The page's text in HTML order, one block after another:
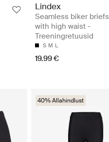
Lindex
Seamless biker briefs
with high waist -
Treeningretuusid
S M L
19.99 €
40% Allahindlust